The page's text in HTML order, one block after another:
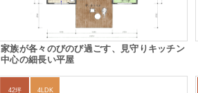
家族が各々のびのび過ごす、見守りキッチン
中心の細長い平屋
42坪 4LDK